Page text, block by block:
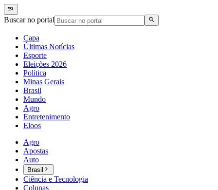
Buscar no portal
Capa
Últimas Notícias
Esporte
Eleições 2026
Política
Minas Gerais
Brasil
Mundo
Agro
Entretenimento
Eloos
Agro
Apostas
Auto
Brasil
Ciência e Tecnologia
Colunas